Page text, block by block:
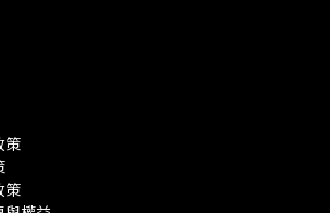
策
策